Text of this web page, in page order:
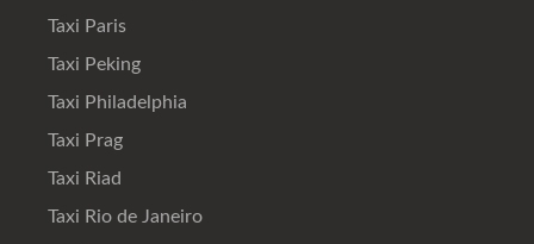
Taxi Paris
Taxi Peking
Taxi Philadelphia
Taxi Prag
Taxi Riad
Taxi Rio de Janeiro